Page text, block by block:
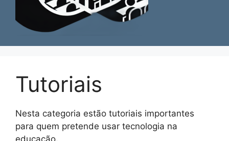
Tutoriais
Nesta categoria estão tutoriais importantes
para quem pretende usar tecnologia na
educação.